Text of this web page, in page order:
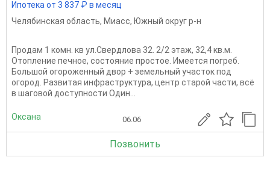
Ипотека от 3 837 ₽ в месяц
Челябинская область, Миасс, Южный округ р-н
Продам 1 комн. кв ул.Свердлова 32. 2/2 этаж, 32,4 кв.м.
Отопление печное, состояние простое. Имеется погреб.
Большой огороженный двор + земельный участок под
огород. Развитая инфраструктура, центр старой части, всё
в шаговой доступности Один...
Оксана 06.06
Позвонить